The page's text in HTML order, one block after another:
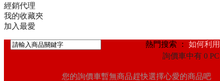
經銷代理
我的收藏夾
加入最愛
熱門搜索 ： 如何利
詢價車中有 0
您的詢價車暫無商品趕快選擇心愛的商品吧